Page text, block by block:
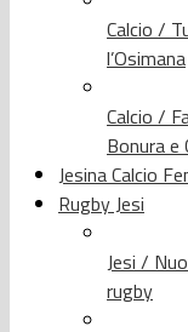
Calcio /
l’Osimana
Calcio /
Bonura e
Jesina Calcio
Rugby Jesi
Jesi /
rugby